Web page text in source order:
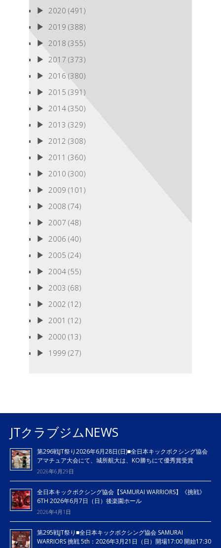
2020 (491)
2019 (388)
2018 (355)
2017 (373)
2016 (380)
2015 (391)
2014 (350)
2013 (329)
2012 (308)
2011 (360)
2010 (300)
2009 (101)
2008 (74)
2007 (48)
2006 (40)
2005 (24)
2004 (55)
2003 (68)
2002 (12)
2001 (12)
2000 (13)
1999 (27)
JTクラブジムNEWS
第296戦JT祭り2026年6月28日(日)■全日本キックボクシング協会
アマチュア大会にて、城所航大は、KO勝ちにて優秀賞受賞
2026年6月29日
全日本キックボクシング協会【SAMURAI WARRIORS】《挑戦》
6TH 2026年6月7日（日）後楽園ホール
2026年4月1日
第295戦JT祭り■全日本キックボクシング協会 SAMURAI
WARRIORS 挑戦 5th：2026年3月21日（日）開場17:00 開始17:30